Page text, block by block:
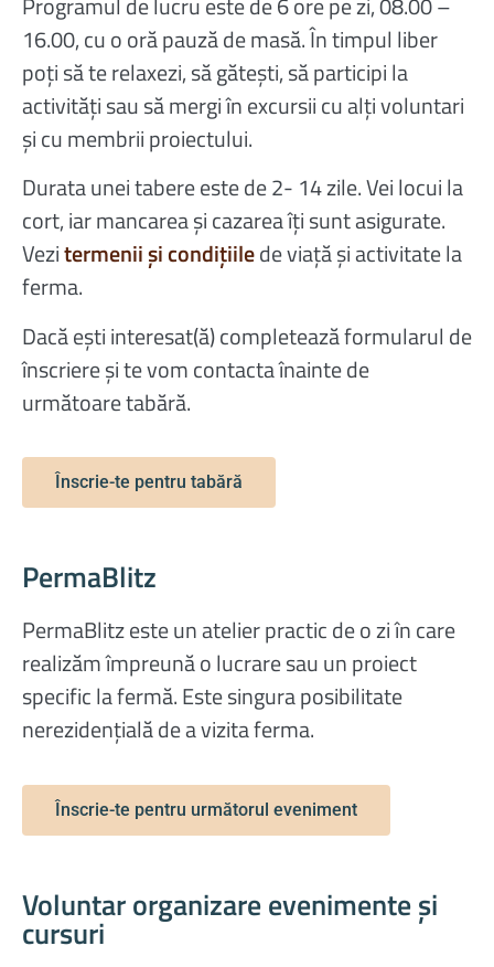
16.00, cu o oră pauză de masă. În timpul liber
poți să te relaxezi, să gătești, să participi la
activități sau să mergi în excursii cu alți voluntari
și cu membrii proiectului.
Durata unei tabere este de 2- 14 zile. Vei locui la
cort, iar mancarea și cazarea îți sunt asigurate.
Vezitermenii și condițiilede viață și activitate la
ferma.
Dacă ești interesat(ă) completează formularul de
înscriere și te vom contacta înainte de
următoare tabără.
Înscrie-te pentru tabără
PermaBlitz
PermaBlitz este un atelier practic de o zi în care
realizăm împreună o lucrare sau un proiect
specific la fermă. Este singura posibilitate
nerezidențială de a vizita ferma.
Înscrie-te pentru următorul eveniment
Voluntar organizare evenimente și
cursuri